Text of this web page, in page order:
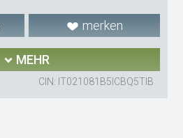
merken
MEHR
CIN: IT021081B5ICBQ5TIB